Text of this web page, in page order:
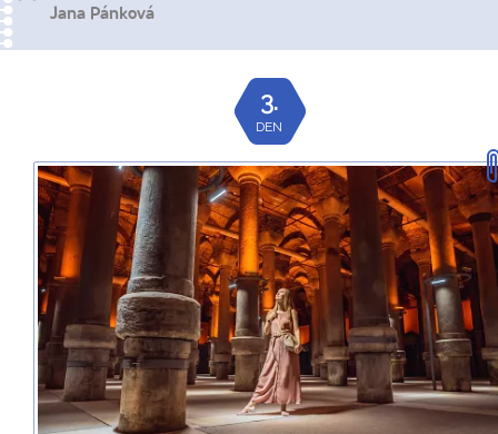
Jana Pánková
3.
DEN